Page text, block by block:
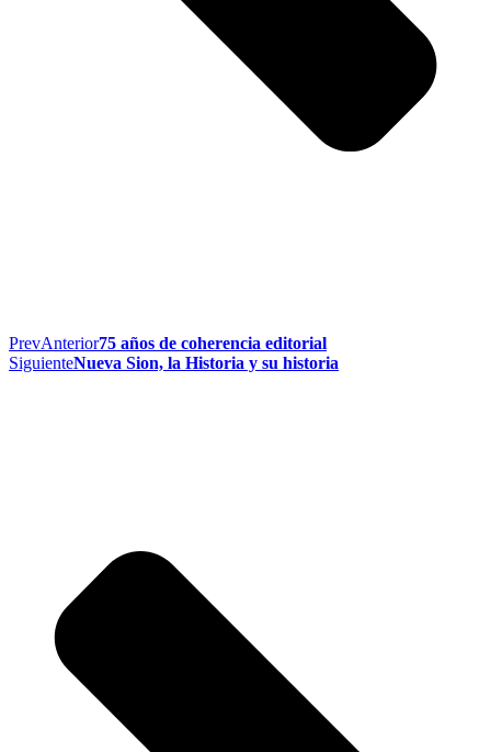
PrevAnterior75 años de coherencia editorial
SiguienteNueva Sion, la Historia y su historia